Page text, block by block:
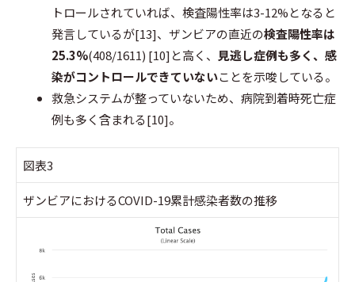
トロールされていれば、検査陽性率は3-12%となると
発言しているが[13]、ザンビアの直近の検査陽性率は
25.3%(408/1611) [10]と高く、 見逃し症例も多く、感
染がコントロールできていないことを示唆している。
救急システムが整っていないため、病院到着時死亡症
例も多く含まれる[10]。
図表3
ザンビアにおけるCOVID-19累計感染者数の推移